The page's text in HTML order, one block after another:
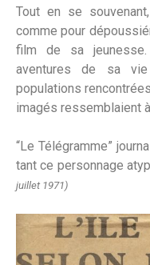
Tout en se
comme pour
film de sa
aventures de sa
populations
imagés ressemblaient
“Le Télégramme”
tant ce personnage
juillet 1971)